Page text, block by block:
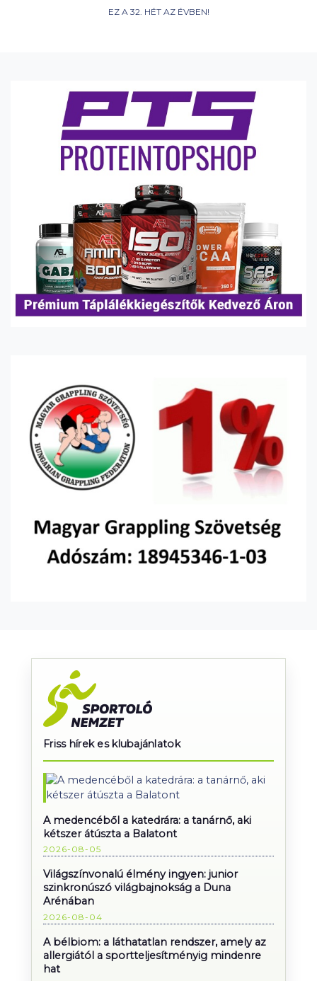
EZ A 32. HÉT AZ ÉVBEN!
Friss hírek es klubajánlatok
A medencéből a katedrára: a tanárnő, aki
kétszer átúszta a Balatont
2026-08-05
Világszínvonalú élmény ingyen: junior
szinkronúszó világbajnokság a Duna
Arénában
2026-08-04
A bélbiom: a láthatatlan rendszer, amely az
allergiától a sportteljesítményig mindenre
hat